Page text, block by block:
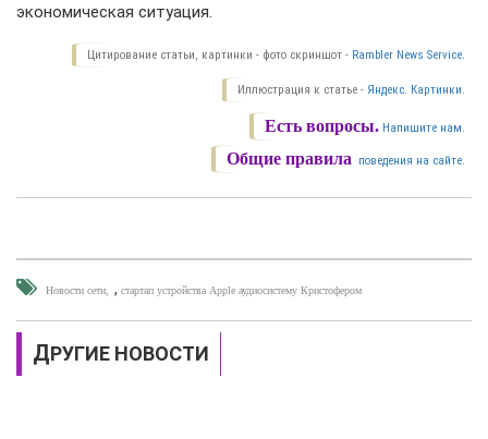
экономическая ситуация.
Цитирование статьи, картинки - фото скриншот - Rambler News Service.
Иллюстрация к статье - Яндекс. Картинки.
Есть вопросы. Напишите нам.
Общие правила поведения на сайте.
Новости сети , стартап устройства Apple аудиосистему Кристофером
ДРУГИЕ НОВОСТИ